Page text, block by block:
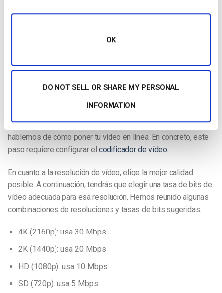
OK
DO NOT SELL OR SHARE MY PERSONAL
INFORMATION
Internet con conexión es lo mejor, pero el wifi puede ser una
guía para la retransmisión en directo de eventos al aire libre
para más información.
4. Configure su codificador
Ahora que ya conocemos los aspectos básicos del equipo,
hablemos de cómo poner tu vídeo en línea. En concreto, este
paso requiere configurar elcodificador de vídeo
En cuanto a la resolución de vídeo, elige la mejor calidad
posible. A continuación, tendrás que elegir una tasa de bits de
vídeo adecuada para esa resolución. Hemos reunido algunas
combinaciones de resoluciones y tasas de bits sugeridas.
4K (2160p): usa 30 Mbps
2K (1440p): usa 20 Mbps
HD (1080p): usa 10 Mbps
SD (720p): usa 5 Mbps